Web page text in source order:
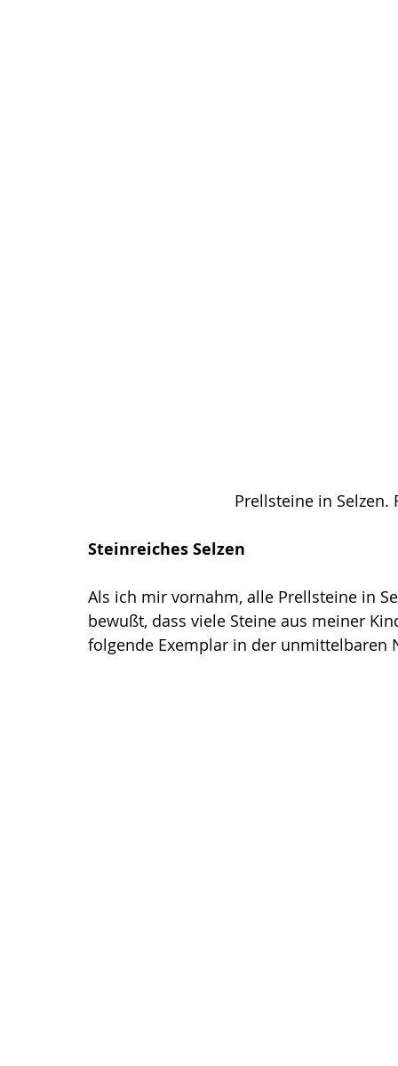
Prellsteine in Selzen.
Steinreiches Selzen
Als ich mir vornahm, alle Prellsteine in
bewußt, dass viele Steine aus meiner
folgende Exemplar in der unmittelbaren